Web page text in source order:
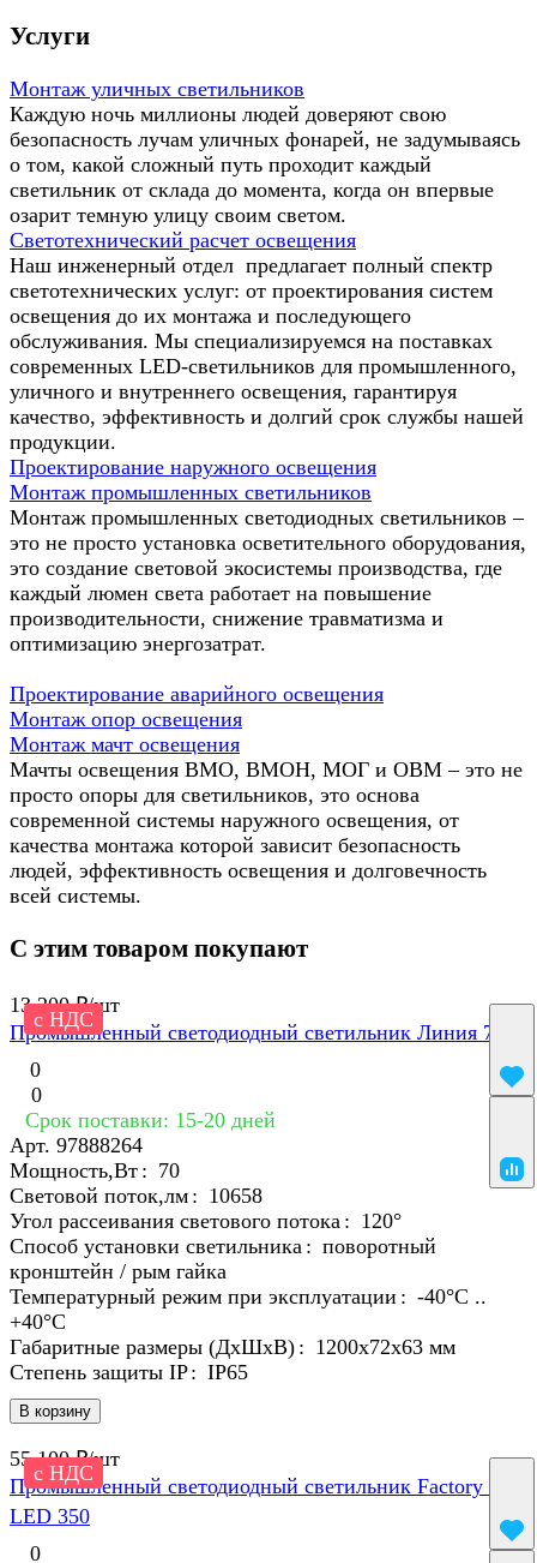
Услуги
Монтаж уличных светильников
Каждую ночь миллионы людей доверяют свою
безопасность лучам уличных фонарей, не задумываясь
о том, какой сложный путь проходит каждый
светильник от склада до момента, когда он впервые
озарит темную улицу своим светом.
Светотехнический расчет освещения
Наш инженерный отдел предлагает полный спектр
светотехнических услуг: от проектирования систем
освещения до их монтажа и последующего
обслуживания. Мы специализируемся на поставках
современных LED-светильников для промышленного,
уличного и внутреннего освещения, гарантируя
качество, эффективность и долгий срок службы нашей
продукции.
Проектирование наружного освещения
Монтаж промышленных светильников
Монтаж промышленных светодиодных светильников –
это не просто установка осветительного оборудования,
это создание световой экосистемы производства, где
каждый люмен света работает на повышение
производительности, снижение травматизма и
оптимизацию энергозатрат.
Проектирование аварийного освещения
Монтаж опор освещения
Монтаж мачт освещения
Мачты освещения ВМО, ВМОН, МОГ и ОВМ – это не
просто опоры для светильников, это основа
современной системы наружного освещения, от
качества монтажа которой зависит безопасность
людей, эффективность освещения и долговечность
всей системы.
С этим товаром покупают
с НДС
13 200 ₽/шт
Промышленный светодиодный светильник Линия 70
0
0
Срок поставки: 15-20 дней
Арт. 97888264
В корзину
Мощность,Вт : 70
Световой поток,лм : 10658
Угол рассеивания светового потока : 120°
Способ установки светильника : поворотный
кронштейн / рым гайка
Температурный режим при эксплуатации : -40°С ..
+40°C
Габаритные размеры (ДхШхВ) : 1200х72х63 мм
Степень защиты IP : IP65
с НДС
55 100 ₽/шт
Промышленный светодиодный светильник Factory 07
LED 350
0